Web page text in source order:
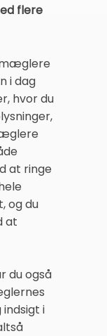
flere
i dag
hvor du
at ringe
og du
at
du også
i